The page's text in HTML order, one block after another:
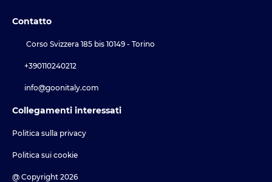
Contatto
Corso Svizzera 185 bis 10149 - Torino
+390110240212
info@goonitaly.com
Collegamenti interessati
Politica sulla privacy
Politica sui cookie
@ Copyright 2026